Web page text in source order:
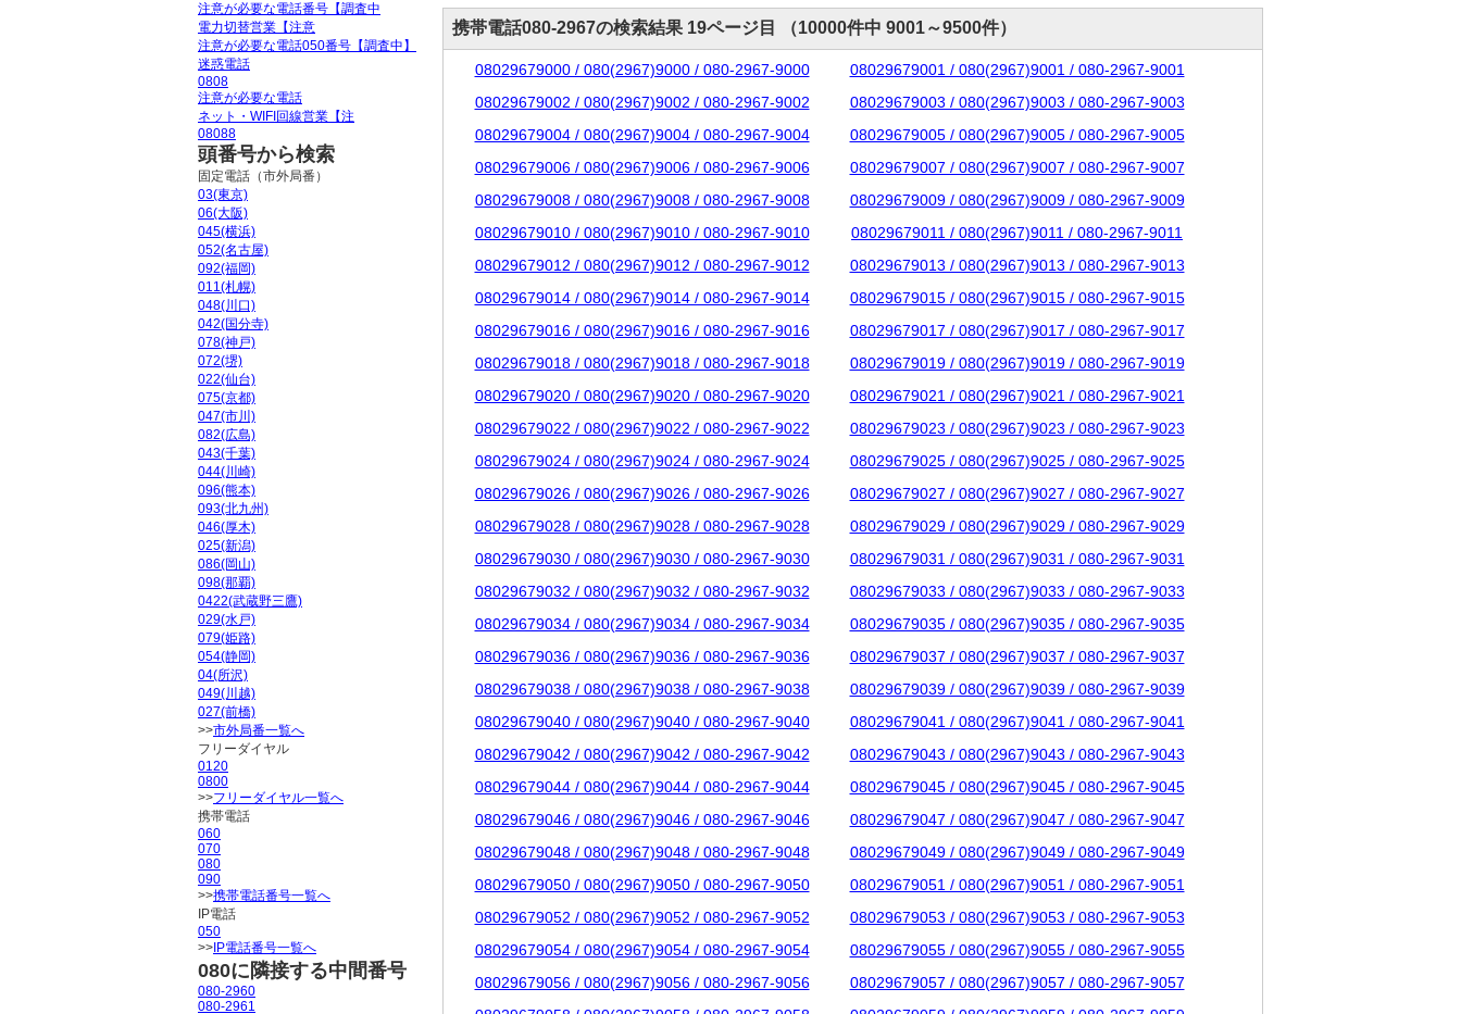
携帯電話080-2967の検索結果 19ページ目 （10000件中 9001～9500件）
08029679000 / 080(2967)9000 / 080-2967-9000
08029679001 / 080(2967)9001 / 080-2967-9001
08029679002 / 080(2967)9002 / 080-2967-9002
08029679003 / 080(2967)9003 / 080-2967-9003
08029679004 / 080(2967)9004 / 080-2967-9004
08029679005 / 080(2967)9005 / 080-2967-9005
08029679006 / 080(2967)9006 / 080-2967-9006
08029679007 / 080(2967)9007 / 080-2967-9007
08029679008 / 080(2967)9008 / 080-2967-9008
08029679009 / 080(2967)9009 / 080-2967-9009
08029679010 / 080(2967)9010 / 080-2967-9010
08029679011 / 080(2967)9011 / 080-2967-9011
08029679012 / 080(2967)9012 / 080-2967-9012
08029679013 / 080(2967)9013 / 080-2967-9013
08029679014 / 080(2967)9014 / 080-2967-9014
08029679015 / 080(2967)9015 / 080-2967-9015
08029679016 / 080(2967)9016 / 080-2967-9016
08029679017 / 080(2967)9017 / 080-2967-9017
08029679018 / 080(2967)9018 / 080-2967-9018
08029679019 / 080(2967)9019 / 080-2967-9019
08029679020 / 080(2967)9020 / 080-2967-9020
08029679021 / 080(2967)9021 / 080-2967-9021
08029679022 / 080(2967)9022 / 080-2967-9022
08029679023 / 080(2967)9023 / 080-2967-9023
08029679024 / 080(2967)9024 / 080-2967-9024
08029679025 / 080(2967)9025 / 080-2967-9025
08029679026 / 080(2967)9026 / 080-2967-9026
08029679027 / 080(2967)9027 / 080-2967-9027
08029679028 / 080(2967)9028 / 080-2967-9028
08029679029 / 080(2967)9029 / 080-2967-9029
08029679030 / 080(2967)9030 / 080-2967-9030
08029679031 / 080(2967)9031 / 080-2967-9031
08029679032 / 080(2967)9032 / 080-2967-9032
08029679033 / 080(2967)9033 / 080-2967-9033
08029679034 / 080(2967)9034 / 080-2967-9034
08029679035 / 080(2967)9035 / 080-2967-9035
08029679036 / 080(2967)9036 / 080-2967-9036
08029679037 / 080(2967)9037 / 080-2967-9037
08029679038 / 080(2967)9038 / 080-2967-9038
08029679039 / 080(2967)9039 / 080-2967-9039
08029679040 / 080(2967)9040 / 080-2967-9040
08029679041 / 080(2967)9041 / 080-2967-9041
08029679042 / 080(2967)9042 / 080-2967-9042
08029679043 / 080(2967)9043 / 080-2967-9043
08029679044 / 080(2967)9044 / 080-2967-9044
08029679045 / 080(2967)9045 / 080-2967-9045
08029679046 / 080(2967)9046 / 080-2967-9046
08029679047 / 080(2967)9047 / 080-2967-9047
08029679048 / 080(2967)9048 / 080-2967-9048
08029679049 / 080(2967)9049 / 080-2967-9049
08029679050 / 080(2967)9050 / 080-2967-9050
08029679051 / 080(2967)9051 / 080-2967-9051
08029679052 / 080(2967)9052 / 080-2967-9052
08029679053 / 080(2967)9053 / 080-2967-9053
08029679054 / 080(2967)9054 / 080-2967-9054
08029679055 / 080(2967)9055 / 080-2967-9055
08029679056 / 080(2967)9056 / 080-2967-9056
08029679057 / 080(2967)9057 / 080-2967-9057
注意が必要な電話番号【調査中
電力切替営業【注意
注意が必要な電話050番号【調査中】
迷惑電話
0808
注意が必要な電話
ネット・WIFI回線営業【注
08088
頭番号から検索
固定電話（市外局番）
03(東京)
06(大阪)
045(横浜)
052(名古屋)
092(福岡)
011(札幌)
048(川口)
042(国分寺)
078(神戸)
072(堺)
022(仙台)
075(京都)
047(市川)
082(広島)
043(千葉)
044(川崎)
096(熊本)
093(北九州)
046(厚木)
025(新潟)
086(岡山)
098(那覇)
0422(武蔵野三鷹)
029(水戸)
079(姫路)
054(静岡)
04(所沢)
049(川越)
027(前橋)
>>市外局番一覧へ
フリーダイヤル
0120
0800
>>フリーダイヤル一覧へ
携帯電話
060
070
080
090
>>携帯電話番号一覧へ
IP電話
050
>> IP電話番号一覧へ
080に隣接する中間番号
080-2960
080-2961